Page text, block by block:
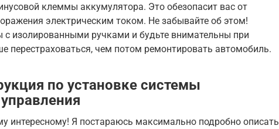
клеммы аккумулятора. Это обезопасит вас от
электрическим током. Не забывайте об этом!
с изолированными ручками и будьте внимательны при
перестраховаться, чем потом ремонтировать автомобиль.
по установке системы
интересному! Я постараюсь максимально подробно описать